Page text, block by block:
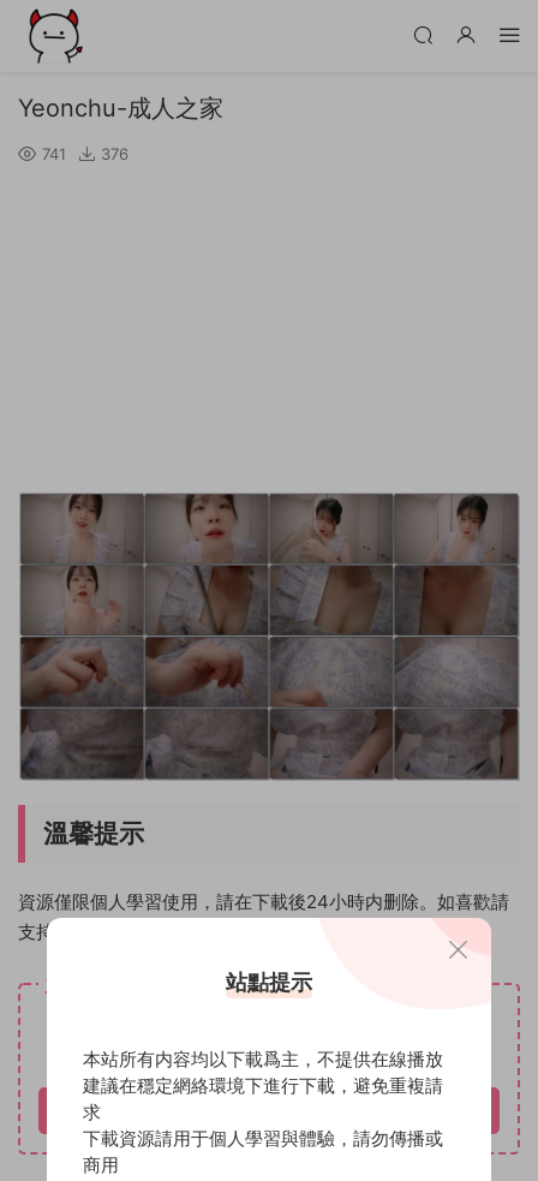
Yeonchu-成人之家
741 376
溫馨提示
資源僅限個人學習使用，請在下載後24小時内删除。如喜歡請
支持原創作者！
資源下載
VIP免費
站點提示
本站所有内容均以下載爲主，不提供在線播放
建議在穩定網絡環境下進行下載，避免重複請
求
下載資源請用于個人學習與體驗，請勿傳播或
商用